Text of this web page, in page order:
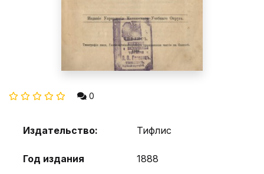
0
Издательство: Тифлис
Год издания 1888